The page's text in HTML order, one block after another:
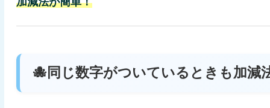
🐙同じ数字がついているときも加減